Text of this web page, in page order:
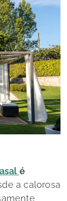
é
a calorosa